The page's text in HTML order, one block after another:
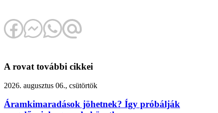
A rovat további cikkei
2026. augusztus 06., csütörtök
Áramkimaradások jöhetnek? Így próbálják